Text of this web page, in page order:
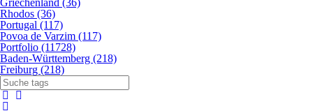
Griechenland (36)
Rhodos (36)
Portugal (117)
Povoa de Varzim (117)
Portfolio (11728)
Baden-Württemberg (218)
Freiburg (218)